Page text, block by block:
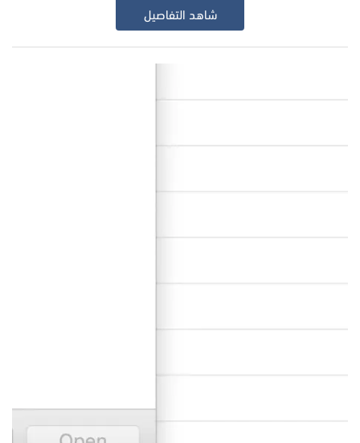
شاهد التفاصيل